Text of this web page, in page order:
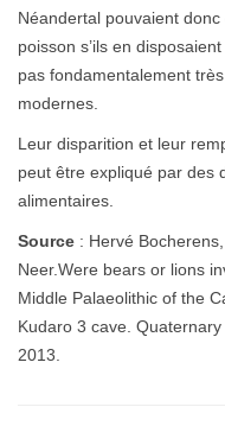
Néandertal pouvaient
poisson s’ils en
pas fondamentalement
modernes.
Leur disparition et leur
peut être expliqué par des
alimentaires.
Source : Hervé
Neer.Were bears or lions
Middle Palaeolithic of the
Kudaro 3 cave.
2013.